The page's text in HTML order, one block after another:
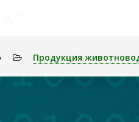
Продукция